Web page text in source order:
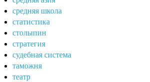
средняя школа
статистика
столыпин
стратегия
судебная система
таможня
театр